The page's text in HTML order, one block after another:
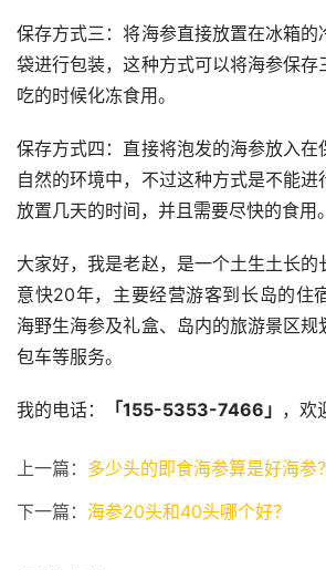
保存方式三：将海参直接放置在冰箱的
袋进行包装，这种方式可以将海参保存
吃的时候化冻食用。
保存方式四：直接将泡发的海参放入在
自然的环境中，不过这种方式是不能
放置几天的时间，并且需要尽快的食用。
大家好，我是老赵，是一个土生土长的
意快20年，主要经营游客到长岛的住
海野生海参及礼盒、岛内的旅游景区
包车等服务。
我的电话： 「155-5353-7466」 ，欢
上一篇： 多少头的即食海参算是好海参？
下一篇： 海参20头和40头哪个好？